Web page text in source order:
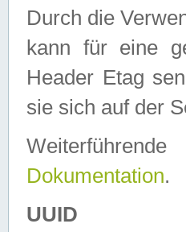
Durch die
kann für eine
Header Etag
sie sich auf der
Dokumentation.
UUID